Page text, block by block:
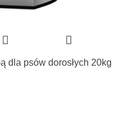
dla psów dorosłych 20kg